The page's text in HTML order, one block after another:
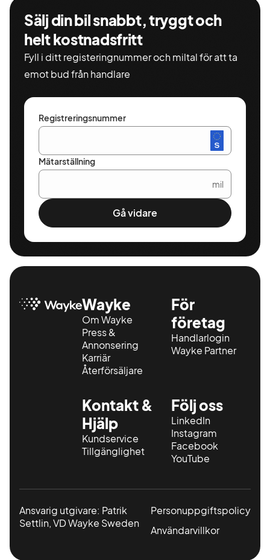
Sälj din bil snabbt, tryggt och
helt kostnadsfritt
Fyll i ditt registeringnummer och miltal för att ta
emot bud från handlare
Registreringsnummer
Mätarställning
mil
Gå vidare
Wayke
Om Wayke
Press &
Annonsering
Karriär
Återförsäljare
För
företag
Handlarlogin
Wayke Partner
Kontakt &
Hjälp
Kundservice
Tillgänglighet
Följ oss
LinkedIn
Instagram
Facebook
YouTube
Ansvarig utgivare: Patrik
Settlin, VD Wayke Sweden
Personuppgiftspolicy
Användarvillkor